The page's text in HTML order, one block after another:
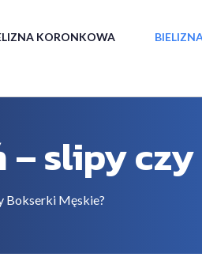
KORONKOWA
slipy
Bokserki Męskie?